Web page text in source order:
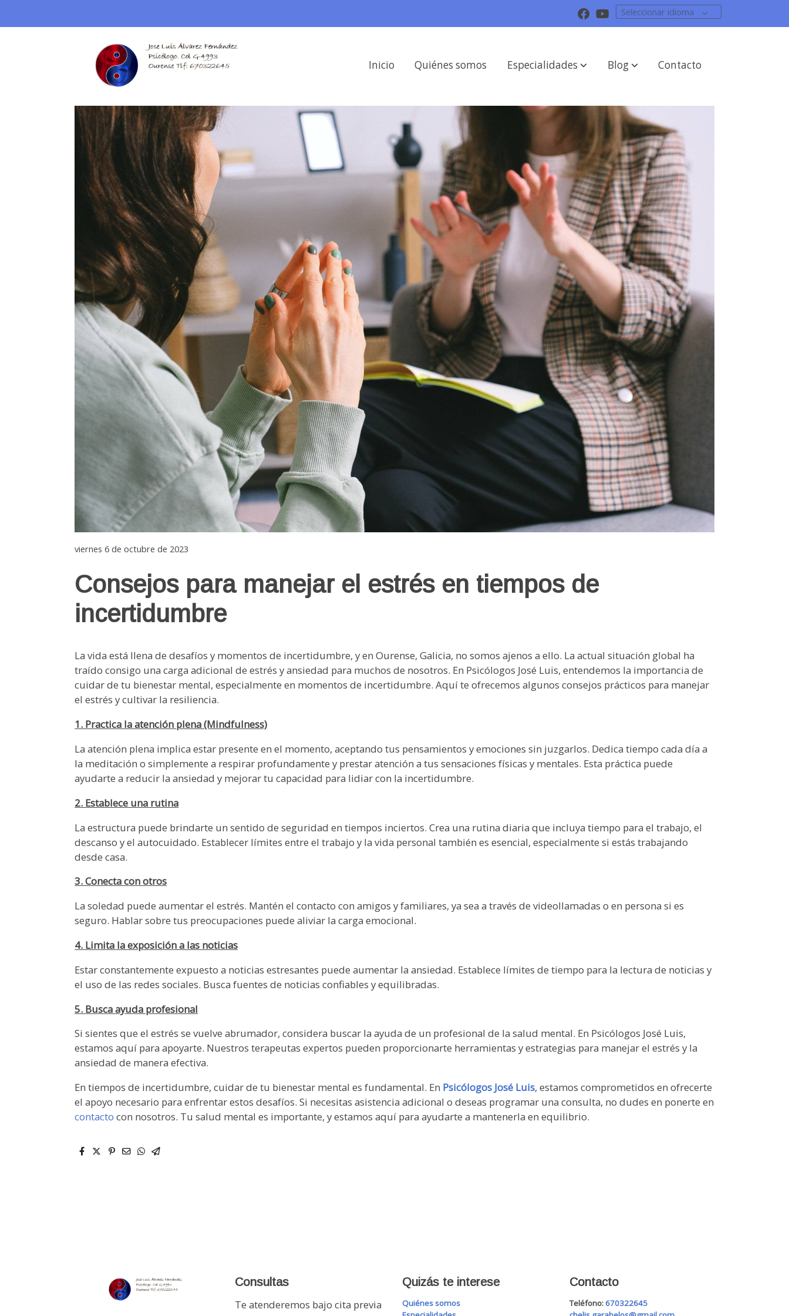
Seleccionar idioma
Inicio Quiénes somos Especialidades Blog Contacto
viernes 6 de octubre de 2023
Consejos para manejar el estrés en tiempos de
incertidumbre
La vida está llena de desafíos y momentos de incertidumbre, y en Ourense, Galicia, no somos ajenos a ello. La actual situación global ha
traído consigo una carga adicional de estrés y ansiedad para muchos de nosotros. En Psicólogos José Luis, entendemos la importancia de
cuidar de tu bienestar mental, especialmente en momentos de incertidumbre. Aquí te ofrecemos algunos consejos prácticos para manejar
el estrés y cultivar la resiliencia.
1. Practica la atención plena (Mindfulness)
La atención plena implica estar presente en el momento, aceptando tus pensamientos y emociones sin juzgarlos. Dedica tiempo cada día a
la meditación o simplemente a respirar profundamente y prestar atención a tus sensaciones físicas y mentales. Esta práctica puede
ayudarte a reducir la ansiedad y mejorar tu capacidad para lidiar con la incertidumbre.
2. Establece una rutina
La estructura puede brindarte un sentido de seguridad en tiempos inciertos. Crea una rutina diaria que incluya tiempo para el trabajo, el
descanso y el autocuidado. Establecer límites entre el trabajo y la vida personal también es esencial, especialmente si estás trabajando
desde casa.
3. Conecta con otros
La soledad puede aumentar el estrés. Mantén el contacto con amigos y familiares, ya sea a través de videollamadas o en persona si es
seguro. Hablar sobre tus preocupaciones puede aliviar la carga emocional.
4. Limita la exposición a las noticias
Estar constantemente expuesto a noticias estresantes puede aumentar la ansiedad. Establece límites de tiempo para la lectura de noticias y
el uso de las redes sociales. Busca fuentes de noticias confiables y equilibradas.
5. Busca ayuda profesional
Si sientes que el estrés se vuelve abrumador, considera buscar la ayuda de un profesional de la salud mental. En Psicólogos José Luis,
estamos aquí para apoyarte. Nuestros terapeutas expertos pueden proporcionarte herramientas y estrategias para manejar el estrés y la
ansiedad de manera efectiva.
En tiempos de incertidumbre, cuidar de tu bienestar mental es fundamental. En Psicólogos José Luis, estamos comprometidos en ofrecerte
el apoyo necesario para enfrentar estos desafíos. Si necesitas asistencia adicional o deseas programar una consulta, no dudes en ponerte en
contactocon nosotros. Tu salud mental es importante, y estamos aquí para ayudarte a mantenerla en equilibrio.
Consultas
Te atenderemos bajo cita previa
Quizás te interese
Quiénes somos
Contacto
Teléfono:670322645